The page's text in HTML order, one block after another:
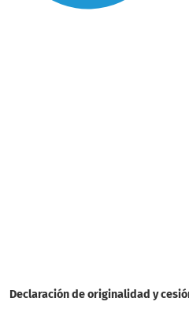
Declaración de originalidad y